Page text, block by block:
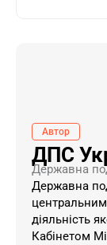
Автор
ДПС
Державна
Державна
діяльність
Кабінетом